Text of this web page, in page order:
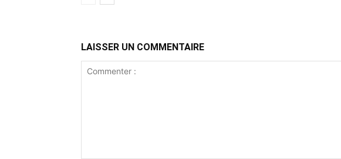
LAISSER UN COMMENTAIRE